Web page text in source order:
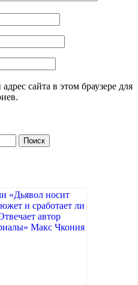
сайта в этом браузере для